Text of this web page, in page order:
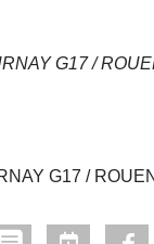
G17 /
G17 /